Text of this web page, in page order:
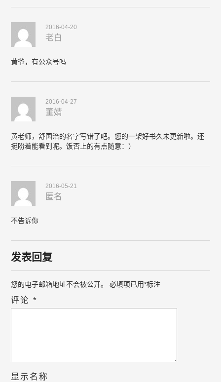
2016-04-20
老白
黄爷，有公众号吗
2016-04-27
董婧
黄老师，舒国治的名字写错了吧。您的一架好书久未更新啦。还
挺盼着能看到呢。饭否上的有点随意：）
2016-05-21
匿名
不告诉你
发表回复
您的电子邮箱地址不会被公开。 必填项已用*标注
评论*
显示名称